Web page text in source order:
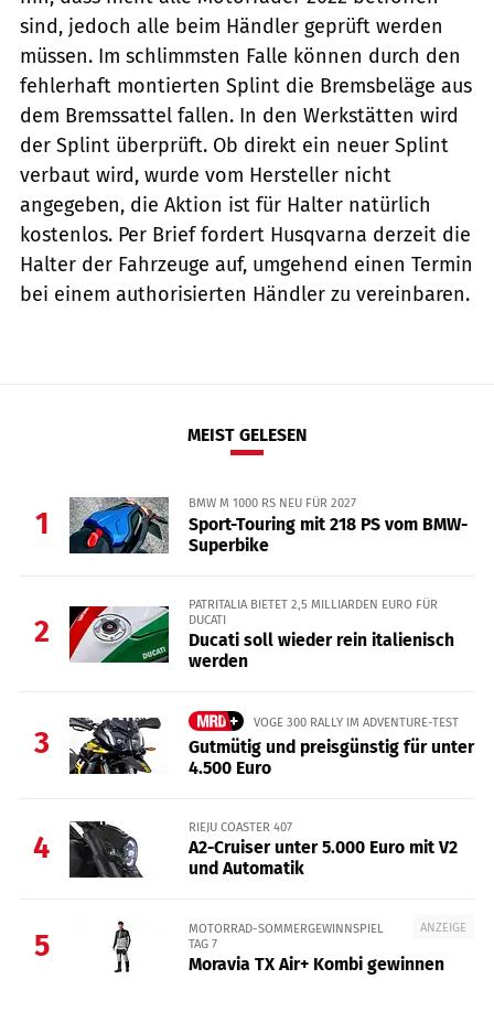
sind, jedoch alle beim Händler geprüft werden
müssen. Im schlimmsten Falle können durch den
fehlerhaft montierten Splint die Bremsbeläge aus
dem Bremssattel fallen. In den Werkstätten wird
der Splint überprüft. Ob direkt ein neuer Splint
verbaut wird, wurde vom Hersteller nicht
angegeben, die Aktion ist für Halter natürlich
kostenlos. Per Brief fordert Husqvarna derzeit die
Halter der Fahrzeuge auf, umgehend einen Termin
bei einem authorisierten Händler zu vereinbaren.
MEIST GELESEN
1
BMW M 1000 RS NEU FÜR 2027
Sport-Touring mit 218 PS vom BMW-
Superbike
2
PATRITALIA BIETET 2,5 MILLIARDEN EURO FÜR
DUCATI
Ducati soll wieder rein italienisch
werden
3
VOGE 300 RALLY IM ADVENTURE-TEST
Gutmütig und preisgünstig für unter
4.500 Euro
4
RIEJU COASTER 407
A2-Cruiser unter 5.000 Euro mit V2
und Automatik
5
ANZEIGE
MOTORRAD-SOMMERGEWINNSPIEL
TAG 7
Moravia TX Air+ Kombi gewinnen